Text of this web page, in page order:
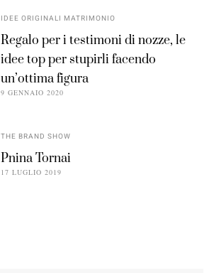
IDEE ORIGINALI MATRIMONIO
Regalo per i testimoni di nozze, le
idee top per stupirli facendo
un’ottima figura
9 GENNAIO 2020
THE BRAND SHOW
Pnina Tornai
17 LUGLIO 2019